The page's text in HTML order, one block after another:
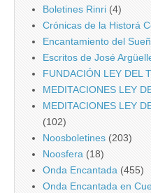
Boletines Rinri (4)
Crónicas de la Historá
Encantamiento del
Escritos de José
FUNDACIÓN LEY DEL
MEDITACIONES LEY
MEDITACIONES LEY
(102)
Noosboletines (203)
Noosfera (18)
Onda Encantada (455)
Onda Encantada en